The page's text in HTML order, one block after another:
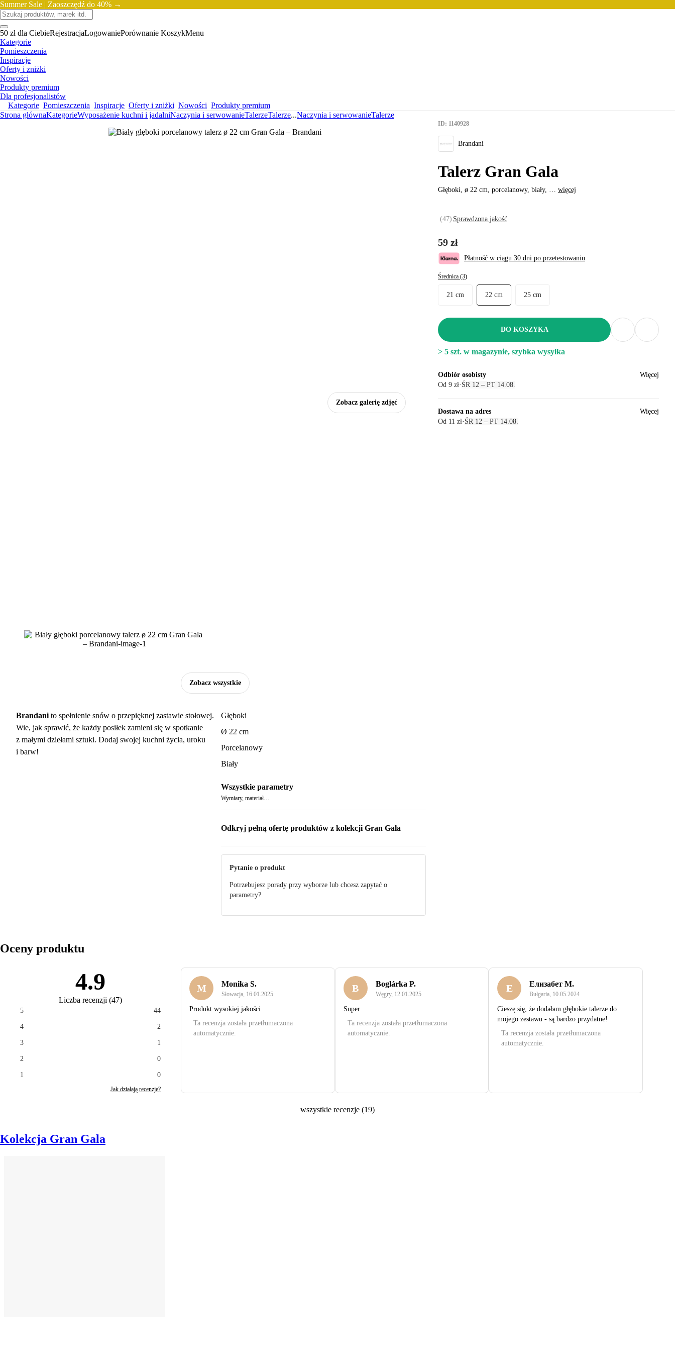
Summer Sale | Zaoszczędź do 40% →
50 zł dla CiebieRejestracjaLogowaniePorównanie KoszykMenu
Kategorie
Pomieszczenia
Inspiracje
Oferty i zniżki
Nowości
Produkty premium
Dla profesjonalistów
Kategorie Pomieszczenia Inspiracje Oferty i zniżki Nowości Produkty premium
Strona głównaKategorieWyposażenie kuchni i jadalniNaczynia i serwowanieTalerzeTalerze...Naczynia i serwowanieTalerze
Zobacz galerię zdjęć
Zobacz wszystkie
ID: 1140928
Brandani
Talerz Gran Gala
Głęboki, ø 22 cm, porcelanowy, biały, … więcej
(47) Sprawdzona jakość
59 zł
Płatność w ciągu 30 dni po przetestowaniu
Średnica (3)
21 cm 22 cm 25 cm
DO KOSZYKA
> 5 szt. w magazynie, szybka wysyłka
Odbiór osobisty
Od 9 zł· ŚR 12 – PT 14.08.
Więcej
Dostawa na adres
Od 11 zł· ŚR 12 – PT 14.08.
Więcej
Brandani to spełnienie snów o przepięknej zastawie stołowej.
Wie, jak sprawić, że każdy posiłek zamieni się w spotkanie
z małymi dziełami sztuki. Dodaj swojej kuchni życia, uroku
i barw!
Głęboki
Ø 22 cm
Porcelanowy
Biały
Wszystkie parametry
Wymiary, materiał…
Odkryj pełną ofertę produktów z kolekcji Gran Gala
Pytanie o produkt
Potrzebujesz porady przy wyborze lub chcesz zapytać o
parametry?
Oceny produktu
4.9
Liczba recenzji (47)
5 44
4 2
3 1
2 0
1 0
Jak działają recenzje?
M Monika S.
Słowacja, 16.01.2025
Produkt wysokiej jakości
Ta recenzja została przetłumaczona
automatycznie.
B Boglárka P.
Węgry, 12.01.2025
Super
Ta recenzja została przetłumaczona
automatycznie.
Е Елизабет М.
Bułgaria, 10.05.2024
Cieszę się, że dodałam głębokie talerze do
mojego zestawu - są bardzo przydatne!
Ta recenzja została przetłumaczona
automatycznie.
wszystkie recenzje (19)
Kolekcja Gran Gala